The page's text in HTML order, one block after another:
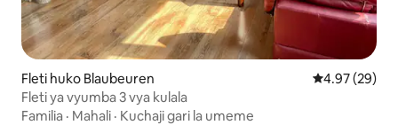
Fleti huko Blaubeuren Ukadiriaji wa
4.97 (29)
Fleti ya vyumba 3 vya kulala
Familia · Mahali · Kuchaji gari la umeme